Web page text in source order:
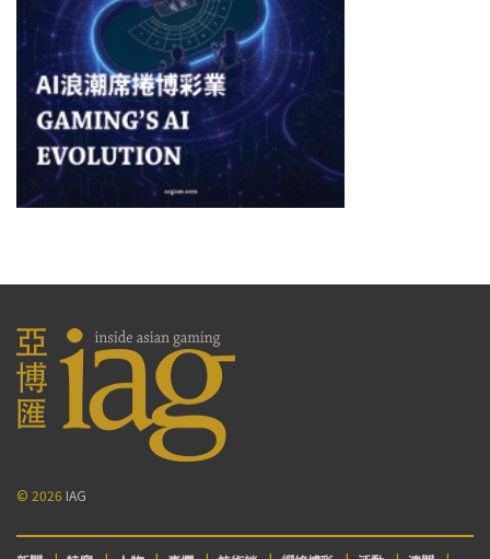
© 2026 IAG